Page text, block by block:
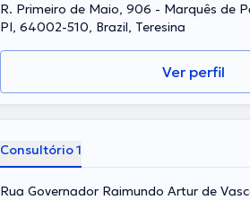
R. Primeiro de Maio, 906 - Marquês de
PI, 64002-510, Brazil, Teresina
Ver perfil
Consultório 1
Rua Governador Raimundo Artur de